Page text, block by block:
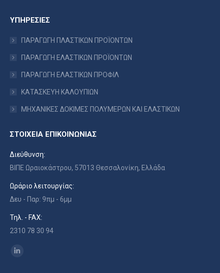
ΥΠΗΡΕΣΙΕΣ
ΠΑΡΑΓΩΓΗ ΠΛΑΣΤΙΚΩΝ ΠΡΟΪΟΝΤΩΝ
ΠΑΡΑΓΩΓΗ ΕΛΑΣΤΙΚΩΝ ΠΡΟΪΟΝΤΩΝ
ΠΑΡΑΓΩΓΗ ΕΛΑΣΤΙΚΩΝ ΠΡΟΦΙΛ
ΚΑΤΑΣΚΕΥΗ ΚΑΛΟΥΠΙΩΝ
ΜΗΧΑΝΙΚΕΣ ΔΟΚΙΜΕΣ ΠΟΛΥΜΕΡΩΝ ΚΑΙ ΕΛΑΣΤΙΚΩΝ
ΣΤΟΙΧΕΙΑ ΕΠΙΚΟΙΝΩΝΙΑΣ
Διεύθυνση:
ΒΙΠΕ Ωραιοκάστρου, 57013 Θεσσαλονίκη, Ελλάδα
Ωράριο λειτουργίας:
Δευ - Παρ: 9πμ - 6μμ
Τηλ. - FAX:
2310 78 30 94
Find us on: